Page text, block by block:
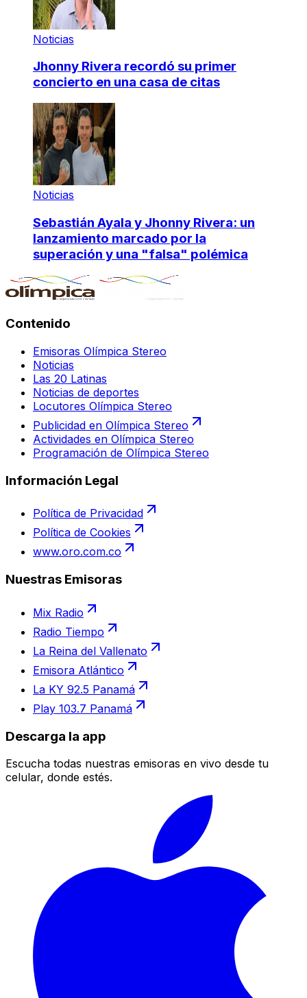
Noticias
Jhonny Rivera recordó su primer
concierto en una casa de citas
Noticias
Sebastián Ayala y Jhonny Rivera: un
lanzamiento marcado por la
superación y una "falsa" polémica
Contenido
Emisoras Olímpica Stereo
Noticias
Las 20 Latinas
Noticias de deportes
Locutores Olímpica Stereo
Publicidad en Olímpica Stereo
Actividades en Olímpica Stereo
Programación de Olímpica Stereo
Información Legal
Política de Privacidad
Política de Cookies
www.oro.com.co
Nuestras Emisoras
Mix Radio
Radio Tiempo
La Reina del Vallenato
Emisora Atlántico
La KY 92.5 Panamá
Play 103.7 Panamá
Descarga la app
Escucha todas nuestras emisoras en vivo desde tu
celular, donde estés.